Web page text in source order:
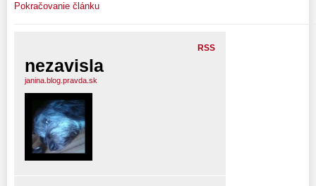
Pokračovanie článku
RSS
nezavisla
janina.blog.pravda.sk